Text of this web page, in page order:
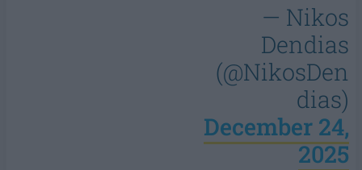
— Nikos
Dendias
(@NikosDen
dias)
December 24,
2025